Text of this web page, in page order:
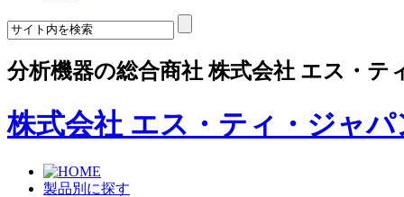
分析機器の総合商社 株式会社 エス・テ
株式会社 エス・ティ・ジャパ
製品別に探す